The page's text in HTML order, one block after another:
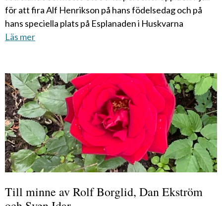
för att fira Alf Henrikson på hans födelsedag och på
hans speciella plats på Esplanaden i Huskvarna
Läs mer
Till minne av Rolf Borglid, Dan Ekström